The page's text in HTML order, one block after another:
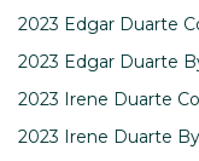
2023 Edgar Duarte
2023 Edgar Duarte
2023 Irene Duarte
2023 Irene Duarte